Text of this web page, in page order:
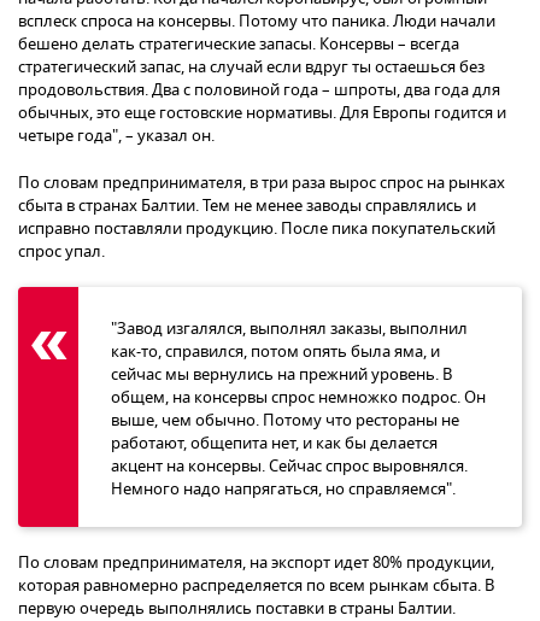
всплеск спроса на консервы. Потому что паника. Люди начали
бешено делать стратегические запасы. Консервы – всегда
стратегический запас, на случай если вдруг ты остаешься без
продовольствия. Два с половиной года – шпроты, два года для
обычных, это еще гостовские нормативы. Для Европы годится и
четыре года", – указал он.
По словам предпринимателя, в три раза вырос спрос на рынках
сбыта в странах Балтии. Тем не менее заводы справлялись и
исправно поставляли продукцию. После пика покупательский
спрос упал.
"Завод изгалялся, выполнял заказы, выполнил
как-то, справился, потом опять была яма, и
сейчас мы вернулись на прежний уровень. В
общем, на консервы спрос немножко подрос. Он
выше, чем обычно. Потому что рестораны не
работают, общепита нет, и как бы делается
акцент на консервы. Сейчас спрос выровнялся.
Немного надо напрягаться, но справляемся".
По словам предпринимателя, на экспорт идет 80% продукции,
которая равномерно распределяется по всем рынкам сбыта. В
первую очередь выполнялись поставки в страны Балтии.